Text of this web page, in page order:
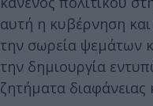
αυτή η κυβέρνηση
την σωρεία ψεμάτων
την δημιουργία
ζητήματα διαφάνειας